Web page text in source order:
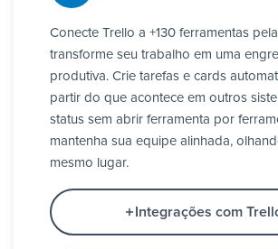
Conecte Trello a +130 ferramentas
transforme seu trabalho em uma
produtiva. Crie tarefas e cards
partir do que acontece em outros
status sem abrir ferramenta por
mantenha sua equipe alinhada,
mesmo lugar.
Integrações com